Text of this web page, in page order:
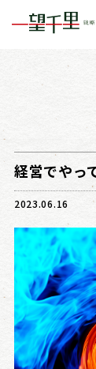
経営でや
2023.06.16